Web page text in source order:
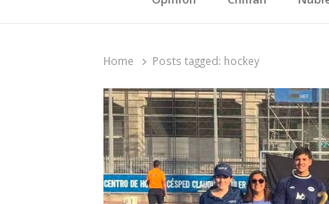
Home Posts tagged: hockey